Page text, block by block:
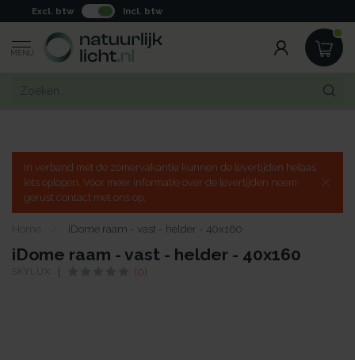
Excl. btw Incl. btw
MENU
In verband met de zomervakantie kunnen de levertijden helaas
iets oplopen. Voor meer informatie over de levertijden neem
gerust contact met ons op.
Home iDome raam - vast - helder - 40x160
iDome raam - vast - helder - 40x160
SKYLUX (0)